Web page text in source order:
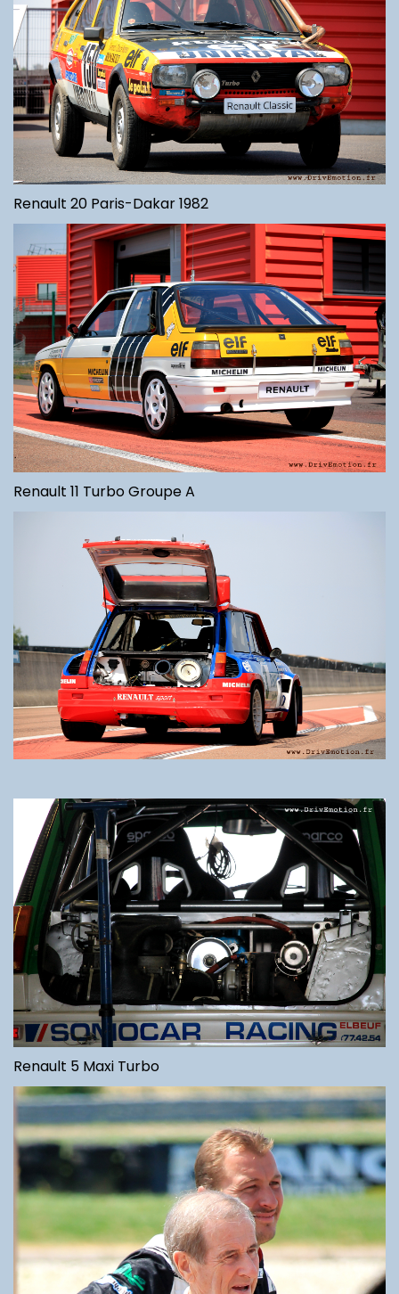
Renault 20 Paris-Dakar 1982
Renault 11 Turbo Groupe A
Renault 5 Maxi Turbo